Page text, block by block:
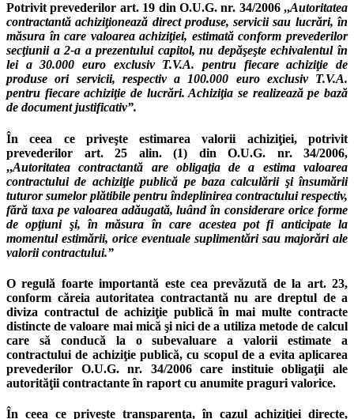
Potrivit prevederilor art. 19 din O.U.G. nr. 34/2006 ,,Autoritatea
contractantă achiziţionează direct produse, servicii sau lucrări, în
măsura în care valoarea achiziţiei, estimată conform prevederilor
secţiunii a 2-a a prezentului capitol, nu depăşeşte echivalentul în
lei a 30.000 euro exclusiv T.V.A. pentru fiecare achiziţie de
produse ori servicii, respectiv a 100.000 euro exclusiv T.V.A.
pentru fiecare achiziţie de lucrări. Achiziţia se realizează pe bază
de document justificativ”.
În ceea ce priveşte estimarea valorii achiziţiei, potrivit
prevederilor art. 25 alin. (1) din O.U.G. nr. 34/2006,
,,Autoritatea contractantă are obligaţia de a estima valoarea
contractului de achiziţie publică pe baza calculării şi însumării
tuturor sumelor plătibile pentru îndeplinirea contractului respectiv,
fără taxa pe valoarea adăugată, luând în considerare orice forme
de opţiuni şi, în măsura în care acestea pot fi anticipate la
momentul estimării, orice eventuale suplimentări sau majorări ale
valorii contractului.”
O regulă foarte importantă este cea prevăzută de la art. 23,
conform căreia autoritatea contractantă nu are dreptul de a
diviza contractul de achiziţie publică în mai multe contracte
distincte de valoare mai mică şi nici de a utiliza metode de calcul
care să conducă la o subevaluare a valorii estimate a
contractului de achiziţie publică, cu scopul de a evita aplicarea
prevederilor O.U.G. nr. 34/2006 care instituie obligaţii ale
autorităţii contractante în raport cu anumite praguri valorice.
În ceea ce priveşte transparenţa, în cazul achiziţiei directe,